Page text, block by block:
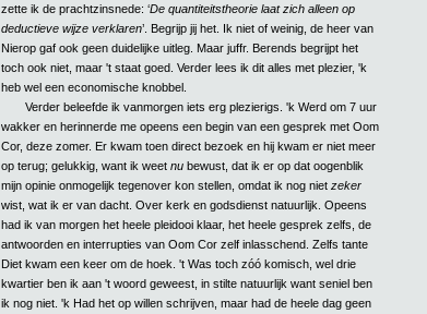
zette ik de prachtzinsnede: ‘De quantiteitstheorie laat zich alleen op
deductieve wijze verklaren’. Begrijp jij het. Ik niet of weinig, de heer van
Nierop gaf ook geen duidelijke uitleg. Maar juffr. Berends begrijpt het
toch ook niet, maar 't staat goed. Verder lees ik dit alles met plezier, 'k
heb wel een economische knobbel.
Verder beleefde ik vanmorgen iets erg plezierigs. 'k Werd om 7 uur
wakker en herinnerde me opeens een begin van een gesprek met Oom
Cor, deze zomer. Er kwam toen direct bezoek en hij kwam er niet meer
op terug; gelukkig, want ik weet nubewust, dat ik er op dat oogenblik
mijn opinie onmogelijk tegenover kon stellen, omdat ik nog niet zeker
wist, wat ik er van dacht. Over kerk en godsdienst natuurlijk. Opeens
had ik van morgen het heele pleidooi klaar, het heele gesprek zelfs, de
antwoorden en interrupties van Oom Cor zelf inlasschend. Zelfs tante
Diet kwam een keer om de hoek. 't Was toch zóó komisch, wel drie
kwartier ben ik aan 't woord geweest, in stilte natuurlijk want seniel ben
ik nog niet. 'k Had het op willen schrijven, maar had de heele dag geen